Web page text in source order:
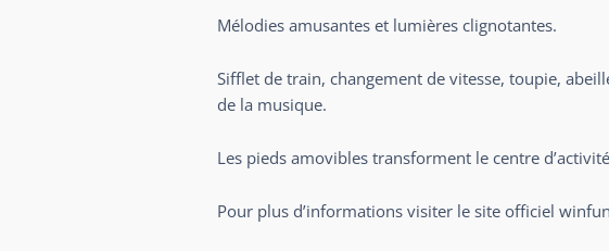
Mélodies amusantes et lumières clignotantes.
Sifflet de train, changement de vitesse, toupie,
de la musique.
Les pieds amovibles transforment le centre
Pour plus d’informations visiter le site officiel winfun